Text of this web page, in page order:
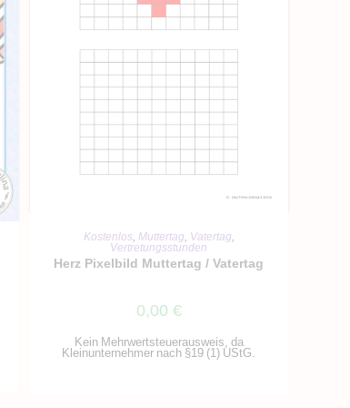
IN DEN WARENKORB
Kostenlos, Muttertag, Vatertag,
Vertretungsstunden
Herz Pixelbild Muttertag / Vatertag
0,00 €
Kein Mehrwertsteuerausweis, da
Kleinunternehmer nach §19 (1) UStG.